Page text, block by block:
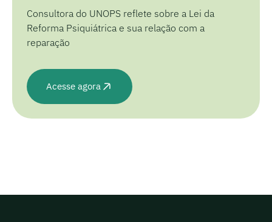
Consultora do UNOPS reflete sobre a Lei da
Reforma Psiquiátrica e sua relação com a
reparação
Acesse agora